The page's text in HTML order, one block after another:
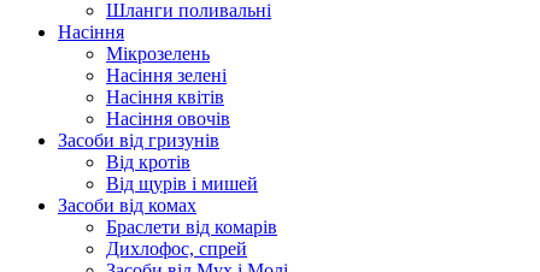
Шланги поливальні
Насіння
Мікрозелень
Насіння зелені
Насіння квітів
Насіння овочів
Засоби від гризунів
Від кротів
Від щурів і мишей
Засоби від комах
Браслети від комарів
Дихлофос, спрей